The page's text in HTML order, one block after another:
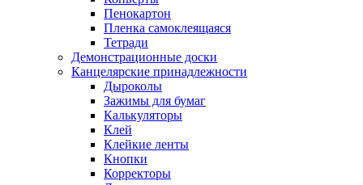
Пенокартон
Пленка самоклеящаяся
Тетради
Демонстрационные доски
Канцелярские принадлежности
Дыроколы
Зажимы для бумаг
Калькуляторы
Клей
Клейкие ленты
Кнопки
Корректоры